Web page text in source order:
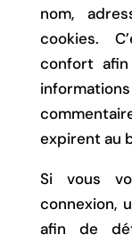
nom,
cookies.
confort
expirent au
Si vous
connexion,
afin de